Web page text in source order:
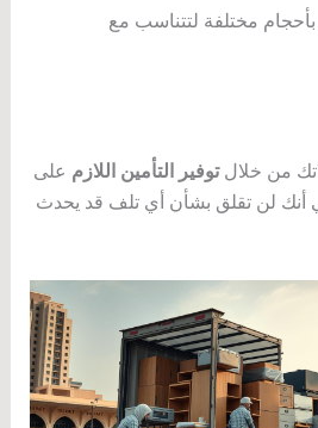
مختلفة لتتناسب مع
من خلالتوفير التأمين اللازم على
أنك لن تقلق بشأن أي تلف قد يحدث